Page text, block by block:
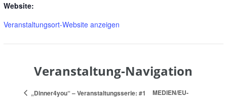
Website:
Veranstaltungsort-Website anzeigen
Veranstaltung-Navigation
„Dinner4you“ – Veranstaltungsserie: #1
MEDIEN/EU-